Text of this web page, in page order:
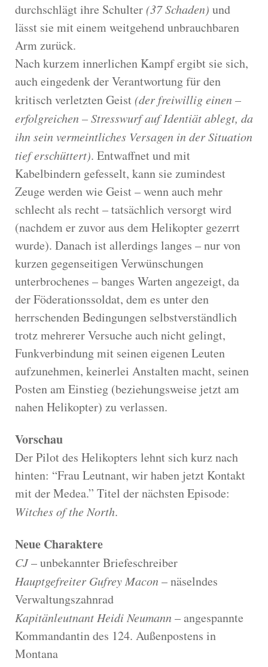
durchschlägt ihre Schulter (37 Schaden) und
lässt sie mit einem weitgehend unbrauchbaren
Arm zurück.
Nach kurzem innerlichen Kampf ergibt sie sich,
auch eingedenk der Verantwortung für den
kritisch verletzten Geist (der freiwillig einen –
erfolgreichen – Stresswurf auf Identiät ablegt, da
ihn sein vermeintliches Versagen in der Situation
tief erschüttert). Entwaffnet und mit
Kabelbindern gefesselt, kann sie zumindest
Zeuge werden wie Geist – wenn auch mehr
schlecht als recht – tatsächlich versorgt wird
(nachdem er zuvor aus dem Helikopter gezerrt
wurde). Danach ist allerdings langes – nur von
kurzen gegenseitigen Verwünschungen
unterbrochenes – banges Warten angezeigt, da
der Föderationssoldat, dem es unter den
herrschenden Bedingungen selbstverständlich
trotz mehrerer Versuche auch nicht gelingt,
Funkverbindung mit seinen eigenen Leuten
aufzunehmen, keinerlei Anstalten macht, seinen
Posten am Einstieg (beziehungsweise jetzt am
nahen Helikopter) zu verlassen.
Vorschau
Der Pilot des Helikopters lehnt sich kurz nach
hinten: “Frau Leutnant, wir haben jetzt Kontakt
mit der Medea.” Titel der nächsten Episode:
Witches of the North.
Neue Charaktere
CJ– unbekannter Briefeschreiber
Hauptgefreiter Gufrey Macon– näselndes
Verwaltungszahnrad
Kapitänleutnant Heidi Neumann– angespannte
Kommandantin des 124. Außenpostens in
Montana